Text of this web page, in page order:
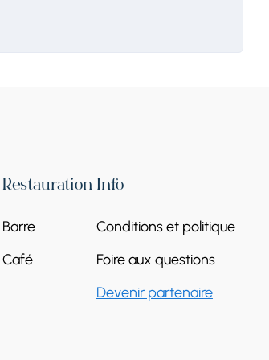
Restauration
Barre
Café
Info
Conditions et politique
Foire aux questions
Devenir partenaire